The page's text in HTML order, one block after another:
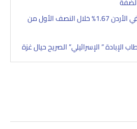
ارتفاع معدل التضخم في الأردن 1.67% خلال النصف الأول من
الإبادة ” الإسرائيلي” الصريح حيال غزة